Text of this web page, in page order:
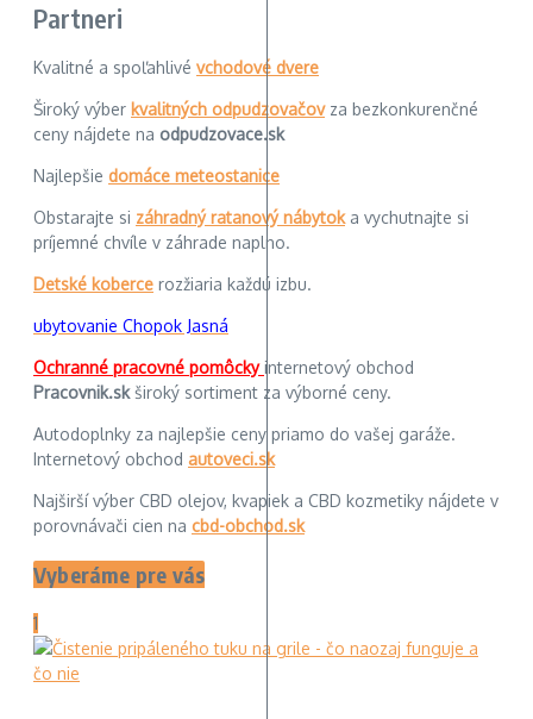
Partneri
Kvalitné a spoľahlivé vchodové dvere
Široký výber kvalitných odpudzovačovza bezkonkurenčné
ceny nájdete na odpudzovace.sk
Najlepšie domáce meteostanice
Obstarajte si záhradný ratanový nábytoka vychutnajte si
príjemné chvíle v záhrade naplno.
Detské koberce rozžiaria každú izbu.
ubytovanie Chopok Jasná
Ochranné pracovné pomôckyinternetový obchod
Pracovnik.skširoký sortiment za výborné ceny.
Autodoplnky za najlepšie ceny priamo do vašej garáže.
Internetový obchod autoveci.sk
Najširší výber CBD olejov, kvapiek a CBD kozmetiky nájdete v
porovnávači cien na cbd-obchod.sk
Vyberáme pre vás
1